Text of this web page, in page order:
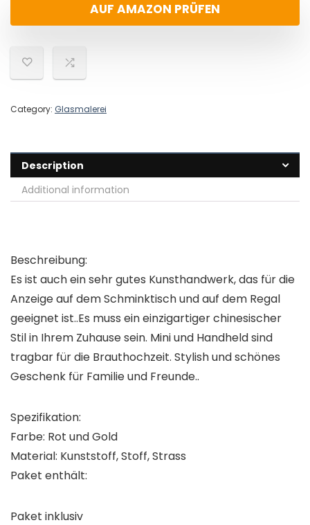
AUF AMAZON PRÜFEN
Category: Glasmalerei
Description
Additional information
Beschreibung:
Es ist auch ein sehr gutes Kunsthandwerk, das für die
Anzeige auf dem Schminktisch und auf dem Regal
geeignet ist..Es muss ein einzigartiger chinesischer
Stil in Ihrem Zuhause sein. Mini und Handheld sind
tragbar für die Brauthochzeit. Stylish und schönes
Geschenk für Familie und Freunde..
Spezifikation:
Farbe: Rot und Gold
Material: Kunststoff, Stoff, Strass
Paket enthält:
Paket inklusiv